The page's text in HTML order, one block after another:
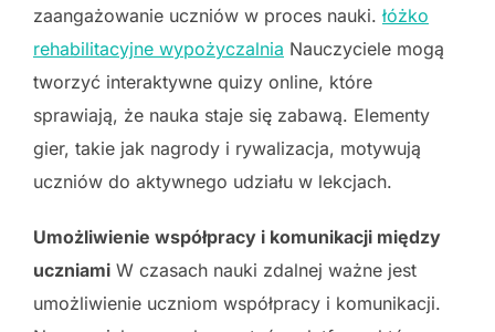
zaangażowanie uczniów w proces nauki. łóżko
rehabilitacyjne wypożyczalnia Nauczyciele mogą
tworzyć interaktywne quizy online, które
sprawiają, że nauka staje się zabawą. Elementy
gier, takie jak nagrody i rywalizacja, motywują
uczniów do aktywnego udziału w lekcjach.
Umożliwienie współpracy i komunikacji między
uczniami W czasach nauki zdalnej ważne jest
umożliwienie uczniom współpracy i komunikacji.